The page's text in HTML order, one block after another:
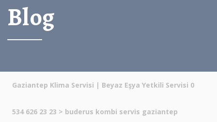
Blog
Gaziantep Klima Servisi | Beyaz Eşya Yetkili Servisi 0
534 626 23 23 > buderus kombi servis gaziantep